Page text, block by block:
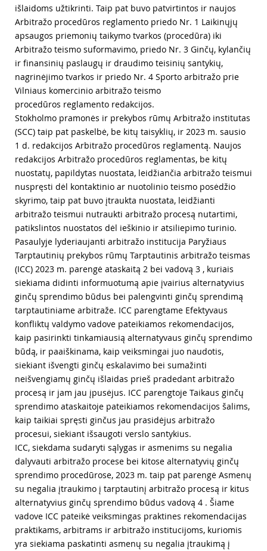
išlaidoms užtikrinti. Taip pat buvo patvirtintos ir naujos
Arbitražo procedūros reglamento priedo Nr. 1 Laikinųjų
apsaugos priemonių taikymo tvarkos (procedūra) iki
Arbitražo teismo suformavimo, priedo Nr. 3 Ginčų, kylančių
ir finansinių paslaugų ir draudimo teisinių santykių,
nagrinėjimo tvarkos ir priedo Nr. 4 Sporto arbitražo prie
Vilniaus komercinio arbitražo teismo
procedūros reglamento redakcijos.
Stokholmo pramonės ir prekybos rūmų Arbitražo institutas
(SCC) taip pat paskelbė, be kitų taisyklių, ir 2023 m. sausio
1 d. redakcijos Arbitražo procedūros reglamentą. Naujos
redakcijos Arbitražo procedūros reglamentas, be kitų
nuostatų, papildytas nuostata, leidžiančia arbitražo teismui
nuspręsti dėl kontaktinio ar nuotolinio teismo posėdžio
skyrimo, taip pat buvo įtraukta nuostata, leidžianti
arbitražo teismui nutraukti arbitražo procesą nutartimi,
patikslintos nuostatos dėl ieškinio ir atsiliepimo turinio.
Pasaulyje lyderiaujanti arbitražo institucija Paryžiaus
Tarptautinių prekybos rūmų Tarptautinis arbitražo teismas
(ICC) 2023 m. parengė ataskaitą 2 bei vadovą 3 , kuriais
siekiama didinti informuotumą apie įvairius alternatyvius
ginčų sprendimo būdus bei palengvinti ginčų sprendimą
tarptautiniame arbitraže. ICC parengtame Efektyvaus
konfliktų valdymo vadove pateikiamos rekomendacijos,
kaip pasirinkti tinkamiausią alternatyvaus ginčų sprendimo
būdą, ir paaiškinama, kaip veiksmingai juo naudotis,
siekiant išvengti ginčų eskalavimo bei sumažinti
neišvengiamų ginčų išlaidas prieš pradedant arbitražo
procesą ir jam jau įpusėjus. ICC parengtoje Taikaus ginčų
sprendimo ataskaitoje pateikiamos rekomendacijos šalims,
kaip taikiai spręsti ginčus jau prasidėjus arbitražo
procesui, siekiant išsaugoti verslo santykius.
ICC, siekdama sudaryti sąlygas ir asmenims su negalia
dalyvauti arbitražo procese bei kitose alternatyvių ginčų
sprendimo procedūrose, 2023 m. taip pat parengė Asmenų
su negalia įtraukimo į tarptautinį arbitražo procesą ir kitus
alternatyvius ginčų sprendimo būdus vadovą 4 . Šiame
vadove ICC pateikė veiksmingas praktines rekomendacijas
praktikams, arbitrams ir arbitražo institucijoms, kuriomis
yra siekiama paskatinti asmenų su negalia įtraukimą į